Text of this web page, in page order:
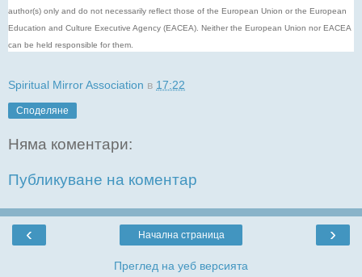
author(s) only and do not necessarily reflect those of the European Union or the European
Education and Culture Executive Agency (EACEA). Neither the European Union nor EACEA
can be held responsible for them.
Spiritual Mirror Association в 17:22
Споделяне
Няма коментари:
Публикуване на коментар
‹ ›
Начална страница
Преглед на уеб версията